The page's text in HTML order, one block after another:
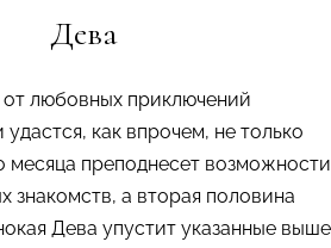
Дева
любовных приключений
как впрочем, не только
месяца преподнесет возможности
знакомств, а вторая половина
Дева упустит указанные выше